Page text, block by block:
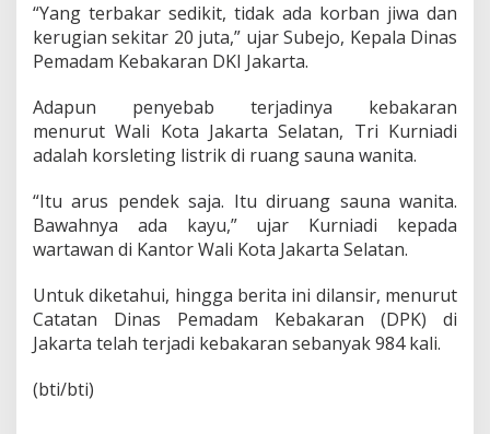
t
a
n
D
l
a
h
a
S
J
g
o
M
e
“Yang terbakar sedikit, tidak ada korban jiwa dan
kerugian sekitar 20 juta,” ujar Subejo, Kepala Dinas
Pemadam Kebakaran DKI Jakarta.
Adapun penyebab terjadinya kebakaran
menurut Wali Kota Jakarta Selatan, Tri Kurniadi
adalah korsleting listrik di ruang sauna wanita.
“Itu arus pendek saja. Itu diruang sauna wanita.
Bawahnya ada kayu,” ujar Kurniadi kepada
wartawan di Kantor Wali Kota Jakarta Selatan.
Untuk diketahui, hingga berita ini dilansir, menurut
Catatan Dinas Pemadam Kebakaran (DPK) di
Jakarta telah terjadi kebakaran sebanyak 984 kali.
(bti/bti)